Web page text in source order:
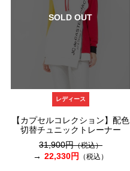
SOLD OUT
レディース
【カプセルコレクション】配色
切替チュニックトレーナー
31,900円（税込）
22,330円 （税込）